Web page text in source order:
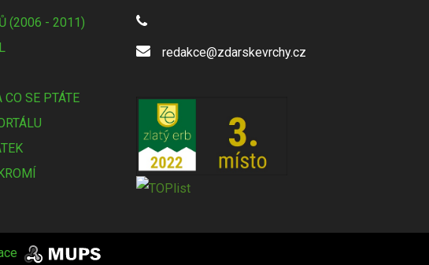
(2006 - 2011)
SE PTÁTE
redakce@zdarskevrchy.cz